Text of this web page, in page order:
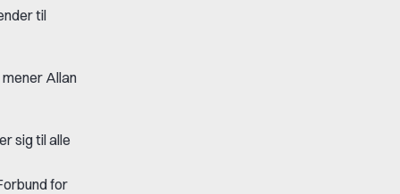
til
Allan
sig til alle
for